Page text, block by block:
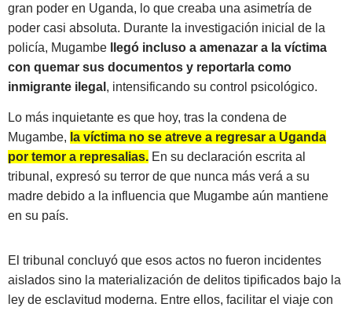
gran poder en Uganda, lo que creaba una asimetría de
poder casi absoluta. Durante la investigación inicial de la
policía, Mugambe
llegó incluso a amenazar a la víctima
con quemar sus documentos y reportarla como
inmigrante ilegal , intensificando su control psicológico.
Lo más inquietante es que hoy, tras la condena de
Mugambe, la víctima no se atreve a regresar a Uganda
por temor a represalias. En su declaración escrita al
tribunal, expresó su terror de que nunca más verá a su
madre debido a la influencia que Mugambe aún mantiene
en su país.
El tribunal concluyó que esos actos no fueron incidentes
aislados sino la materialización de delitos tipificados bajo la
ley de esclavitud moderna. Entre ellos, facilitar el viaje con